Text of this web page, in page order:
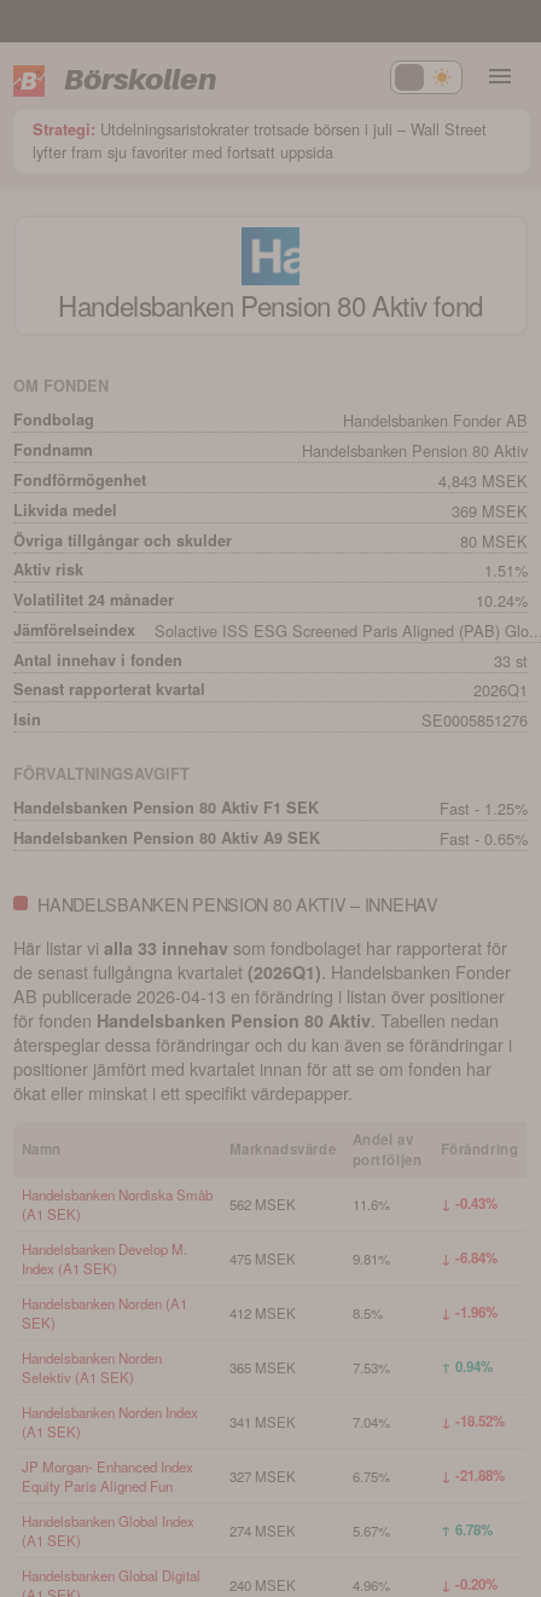
Börskollen
Strategi: Utdelningsaristokrater trotsade börsen i juli – Wall Street
lyfter fram sju favoriter med fortsatt uppsida
Handelsbanken Pension 80 Aktivfond
OM FONDEN
Fondbolag
Handelsbanken Fonder AB
Fondnamn Handelsbanken Pension 80 Aktiv
Fondförmögenhet 4,843 MSEK
Likvida medel 369 MSEK
Övriga tillgångar och skulder 80 MSEK
Aktiv risk 1.51%
Volatilitet 24 månader 10.24%
Jämförelseindex Solactive ISS ESG Screened Paris Aligned (PAB)
Antal innehav i fonden 33 st
Senast rapporterat kvartal 2026Q1
Isin SE0005851276
FÖRVALTNINGSAVGIFT
Handelsbanken Pension 80 Aktiv F1 SEK
Fast - 1.25%
Handelsbanken Pension 80 Aktiv A9 SEK Fast - 0.65%
HANDELSBANKEN PENSION 80 AKTIV – INNEHAV
Här listar vialla 33 innehav som fondbolaget har rapporterat för
de senast fullgångna kvartalet (2026Q1) Handelsbanken Fonder
AB publicerade 2026-04-13 en förändring i listan över positioner
för fonden Handelsbanken Pension 80 Aktiv . Tabellen nedan
återspeglar dessa förändringar och du kan även se förändringar i
positioner jämfört med kvartalet innan för att se om fonden har
ökat eller minskat i ett specifikt värdepapper.
Namn Marknadsvärde
Andel av
portföljen
Förändring
Handelsbanken Nordiska Småb
(A1 SEK)
562 MSEK 11.6% ↓ -0.43%
Handelsbanken Develop M.
Index (A1 SEK)
475 MSEK 9.81% ↓ -6.84%
Handelsbanken Norden (A1
SEK)
412 MSEK 8.5% ↓ -1.96%
Handelsbanken Norden
Selektiv (A1 SEK)
365 MSEK 7.53% ↑ 0.94%
Handelsbanken Norden Index
(A1 SEK)
341 MSEK 7.04% ↓ -18.52%
JP Morgan- Enhanced Index
Equity Paris Aligned Fun
327 MSEK 6.75% ↓ -21.88%
Handelsbanken Global Index
(A1 SEK)
274 MSEK 5.67% ↑ 6.78%
Handelsbanken Global Digital
240 MSEK 4.96% ↓ -0.20%